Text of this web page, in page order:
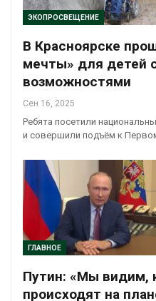
ЭКОПРОСВЕЩЕНИЕ
В Красноярске
мечты» для детей
возможностями
Сен 16, 2025
Ребята посетили
и совершили подъём к
ГЛАВНОЕ
Путин: «Мы видим,
происходят на